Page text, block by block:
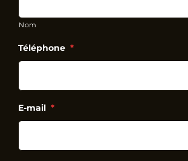
Nom
Téléphone *
E-mail *